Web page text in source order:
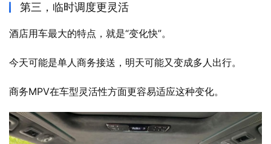
第三，临时调度更灵活
酒店用车最大的特点，就是“变化快”。
今天可能是单人商务接送，明天可能又变成多人出行。
商务MPV在车型灵活性方面更容易适应这种变化。